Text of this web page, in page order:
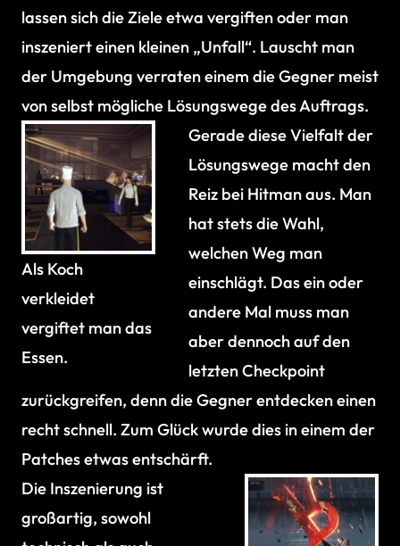
lassen sich die Ziele etwa vergiften oder man
inszeniert einen kleinen „Unfall“. Lauscht man
der Umgebung verraten einem die Gegner meist
von selbst mögliche Lösungswege des Auftrags.
Als Koch
verkleidet
vergiftet man das
Essen.
Gerade diese Vielfalt der
Lösungswege macht den
Reiz bei Hitman aus. Man
hat stets die Wahl,
welchen Weg man
einschlägt. Das ein oder
andere Mal muss man
aber dennoch auf den
letzten Checkpoint
zurückgreifen, denn die Gegner entdecken einen
recht schnell. Zum Glück wurde dies in einem der
Patches etwas entschärft.
Die Inszenierung ist
großartig, sowohl